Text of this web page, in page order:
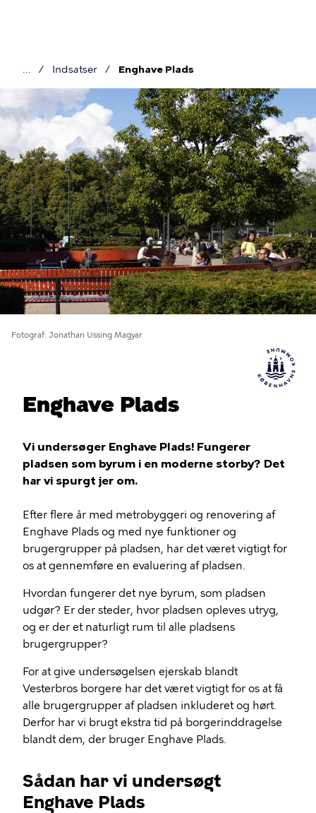
Brødkrumme
Indsatser Enghave Plads
Fotograf Jonathan Ussing Magyar
Enghave Plads
Vi undersøger Enghave Plads! Fungerer
pladsen som byrum i en moderne storby? Det
har vi spurgt jer om.
Efter flere år med metrobyggeri og renovering af
Enghave Plads og med nye funktioner og
brugergrupper på pladsen, har det været vigtigt for
os at gennemføre en evaluering af pladsen.
Hvordan fungerer det nye byrum, som pladsen
udgør? Er der steder, hvor pladsen opleves utryg,
og er der et naturligt rum til alle pladsens
brugergrupper?
For at give undersøgelsen ejerskab blandt
Vesterbros borgere har det været vigtigt for os at få
alle brugergrupper af pladsen inkluderet og hørt.
Derfor har vi brugt ekstra tid på borgerinddragelse
blandt dem, der bruger Enghave Plads.
Sådan har vi undersøgt
Enghave Plads